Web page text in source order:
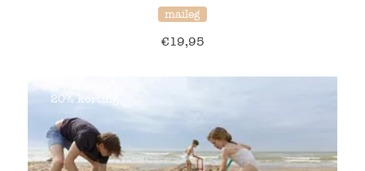
maileg
€19,95
20% korting